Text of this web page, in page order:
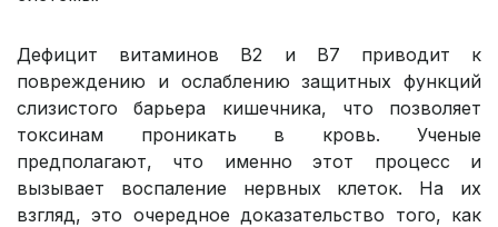
Дефицит витаминов В2 и В7 приводит к
повреждению и ослаблению защитных функций
слизистого барьера кишечника, что позволяет
токсинам проникать в кровь. Ученые
предполагают, что именно этот процесс и
вызывает воспаление нервных клеток. На их
взгляд, это очередное доказательство того, как